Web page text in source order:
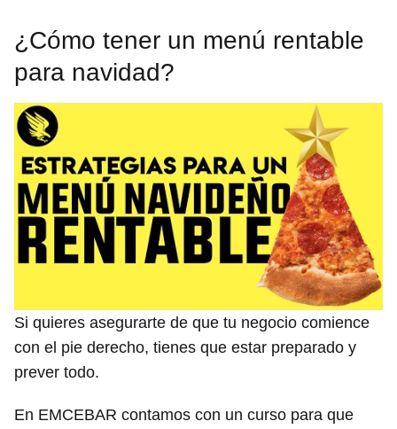
¿Cómo tener un menú rentable
para navidad?
Si quieres asegurarte de que tu negocio comience
con el pie derecho, tienes que estar preparado y
prever todo.
En EMCEBAR contamos con un curso para que